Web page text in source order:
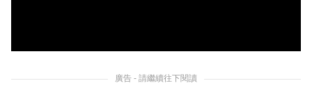
廣告 - 請繼續往下閱讀